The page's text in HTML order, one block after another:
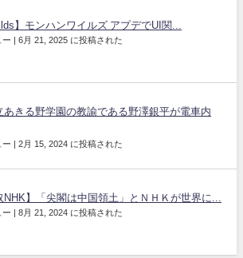
】モンハンワイルズ アプデでUI関...
ー | 6月 21, 2025 に投稿された
あきる野学園の教諭である野澤銀平が電車内
ー | 2月 15, 2024 に投稿された
NHK】「尖閣は中国領土」とＮＨＫが世界に...
ー | 8月 21, 2024 に投稿された